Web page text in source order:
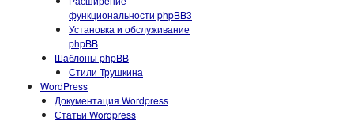
функциональности phpBB3
Установка и обслуживание
phpBB
Шаблоны phpBB
Стили Трушкина
WordPress
Документация Wordpress
Статьи Wordpress